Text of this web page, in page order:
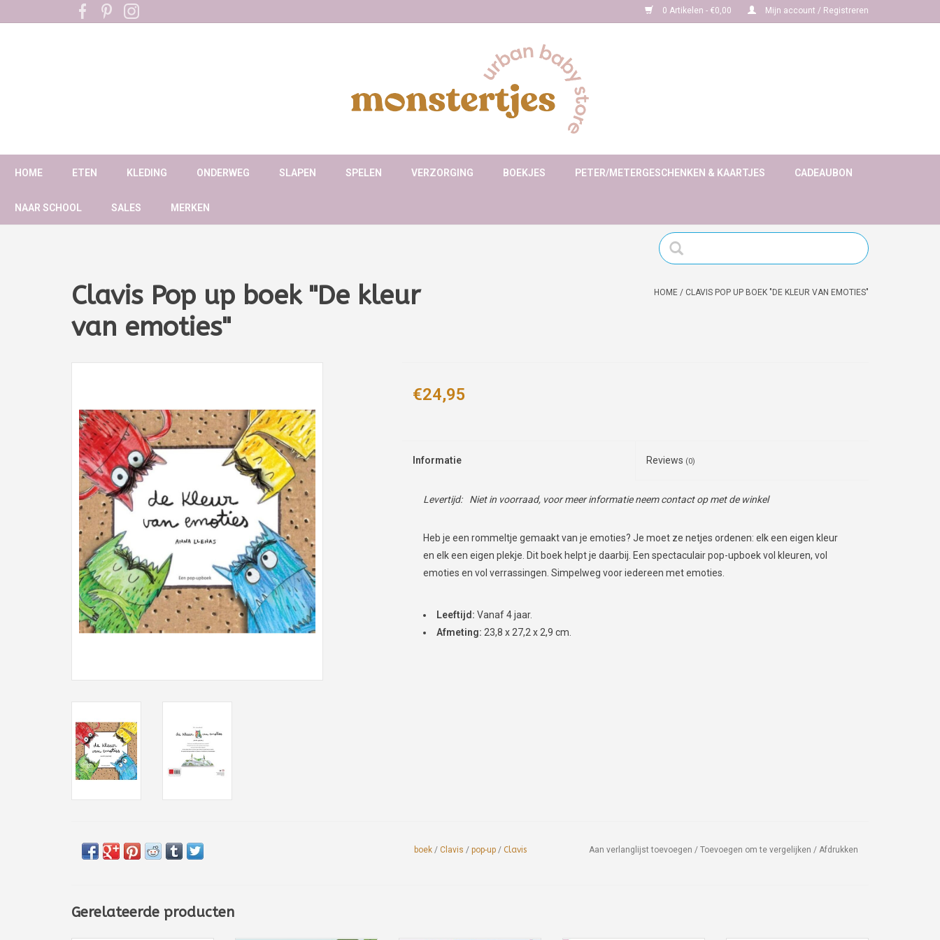
0 Artikelen - €0,00 Mijn account / Registreren
HOME ETEN KLEDING ONDERWEG SLAPEN SPELEN VERZORGING BOEKJES PETER/METERGESCHENKEN & KAARTJES CADEAUBON
NAAR SCHOOL SALES MERKEN
Clavis Pop up boek "De kleur
van emoties"
HOME / CLAVIS POP UP BOEK "DE KLEUR VAN EMOTIES"
€24,95
Informatie Reviews (0)
Levertijd: Niet in voorraad, voor meer informatie neem contact op met de winkel
Heb je een rommeltje gemaakt van je emoties? Je moet ze netjes ordenen: elk een eigen kleur
en elk een eigen plekje. Dit boek helpt je daarbij. Een spectaculair pop-upboek vol kleuren, vol
emoties en vol verrassingen. Simpelweg voor iedereen met emoties.
Leeftijd: Vanaf 4 jaar.
Afmeting: 23,8 x 27,2 x 2,9 cm.
boek / Clavis / pop-up / Clavis Aan verlanglijst toevoegen / Toevoegen om te vergelijken / Afdrukken
Gerelateerde producten